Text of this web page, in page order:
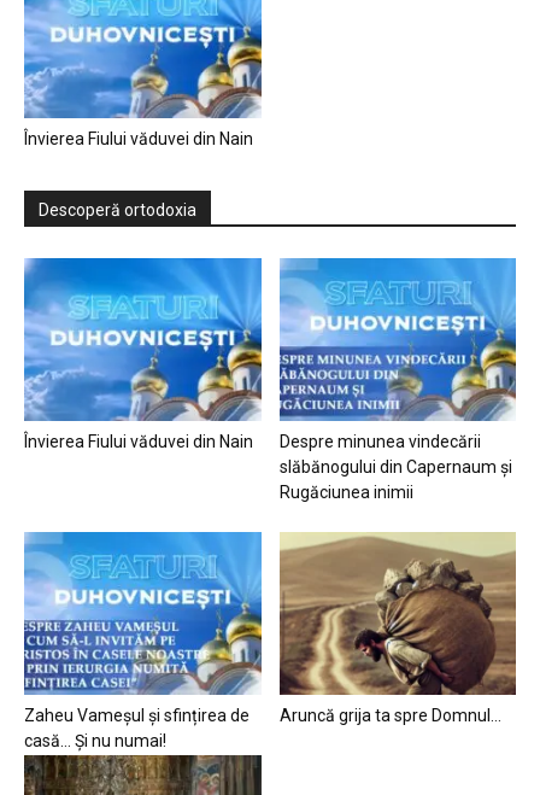
Învierea Fiului văduvei din Nain
Descoperă ortodoxia
Învierea Fiului văduvei din Nain
Despre minunea vindecării
slăbănogului din Capernaum și
Rugăciunea inimii
Zaheu Vameșul și sfințirea de
casă… Și nu numai!
Aruncă grija ta spre Domnul…